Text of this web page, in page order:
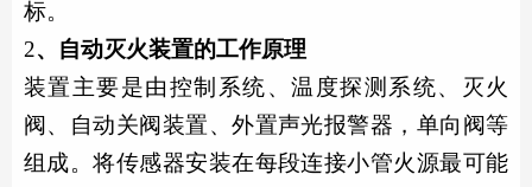
标。
2、自动灭火装置的工作原理
装置主要是由控制系统、温度探测系统、灭火
阀 、自动关阀装置、外置声光报警器，单向阀等
组成。将传感器安装在每段连接小管火源最可能